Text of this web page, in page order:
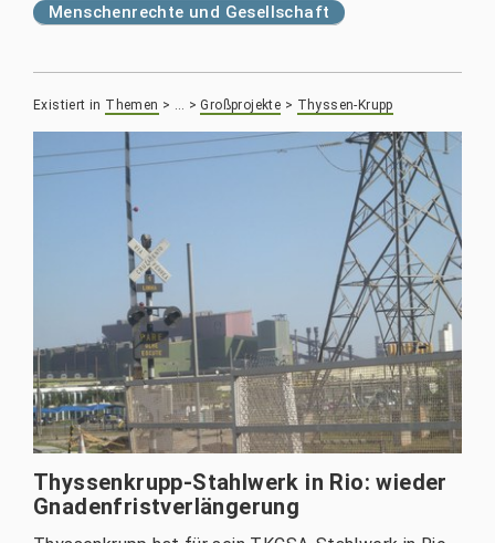
Menschenrechte und Gesellschaft
Existiert in Themen > >Großprojekte > Thyssen-Krupp
Thyssenkrupp-Stahlwerk in Rio: wieder
Gnadenfristverlängerung